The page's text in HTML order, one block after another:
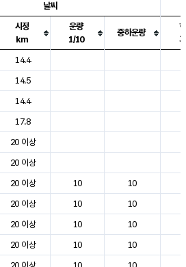
씨, 기온, 강수, 바람, 기압등을 안내한 표입
날씨
시정
km
운량
1/10
중하운량
14.4
14.5
14.4
17.8
20 이상
20 이상
20 이상 10 10
20 이상 10 10
20 이상 10 10
20 이상 10 10